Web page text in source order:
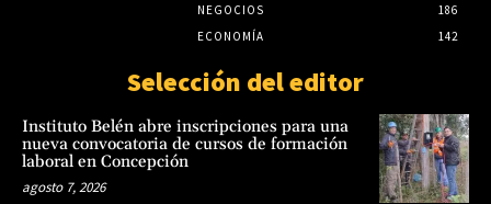
NEGOCIOS
186
ECONOMÍA
142
Selección del editor
Instituto Belén abre inscripciones para una
nueva convocatoria de cursos de formación
laboral en Concepción
agosto 7, 2026